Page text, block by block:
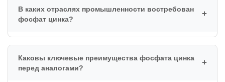
В каких отраслях промышленности востребован
фосфат цинка?
Каковы ключевые преимущества фосфата цинка
перед аналогами?